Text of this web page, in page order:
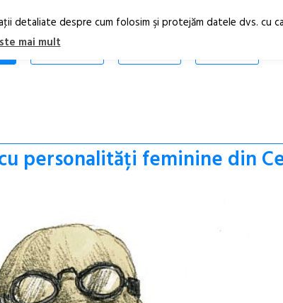
personalități feminine din
detaliate despre cum folosim şi protejăm datele dvs. cu
mai mult